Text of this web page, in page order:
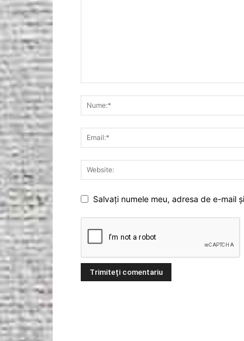
Salvați numele meu, adresa de e-mail